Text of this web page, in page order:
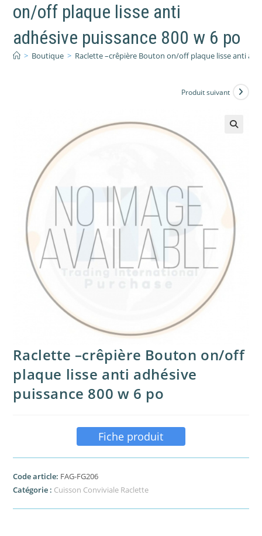
on/off plaque lisse anti
adhésive puissance 800 w 6 po
> Boutique > Raclette –crêpière Bouton on/off plaque lisse anti
Produit suivant
Raclette –crêpière Bouton on/off
plaque lisse anti adhésive
puissance 800 w 6 po
Fiche produit
Code article: FAG-FG206
Catégorie : Cuisson Conviviale Raclette